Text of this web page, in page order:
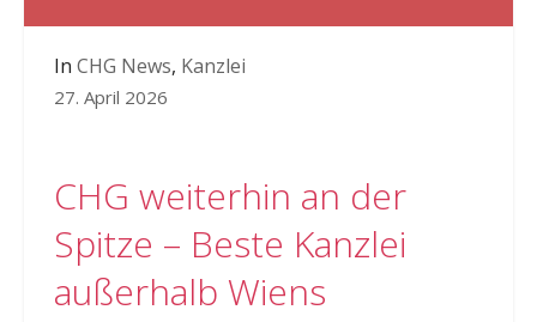
In CHG News, Kanzlei
27. April 2026
CHG weiterhin an der
Spitze – Beste Kanzlei
außerhalb Wiens